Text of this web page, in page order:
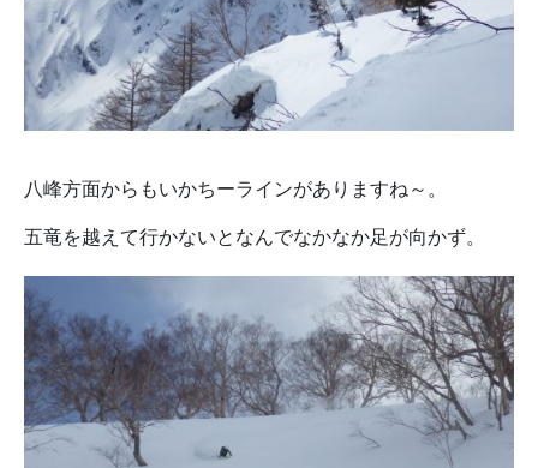
八峰方面からもいかちーラインがありますね～。
五竜を越えて行かないとなんでなかなか足が向かず。